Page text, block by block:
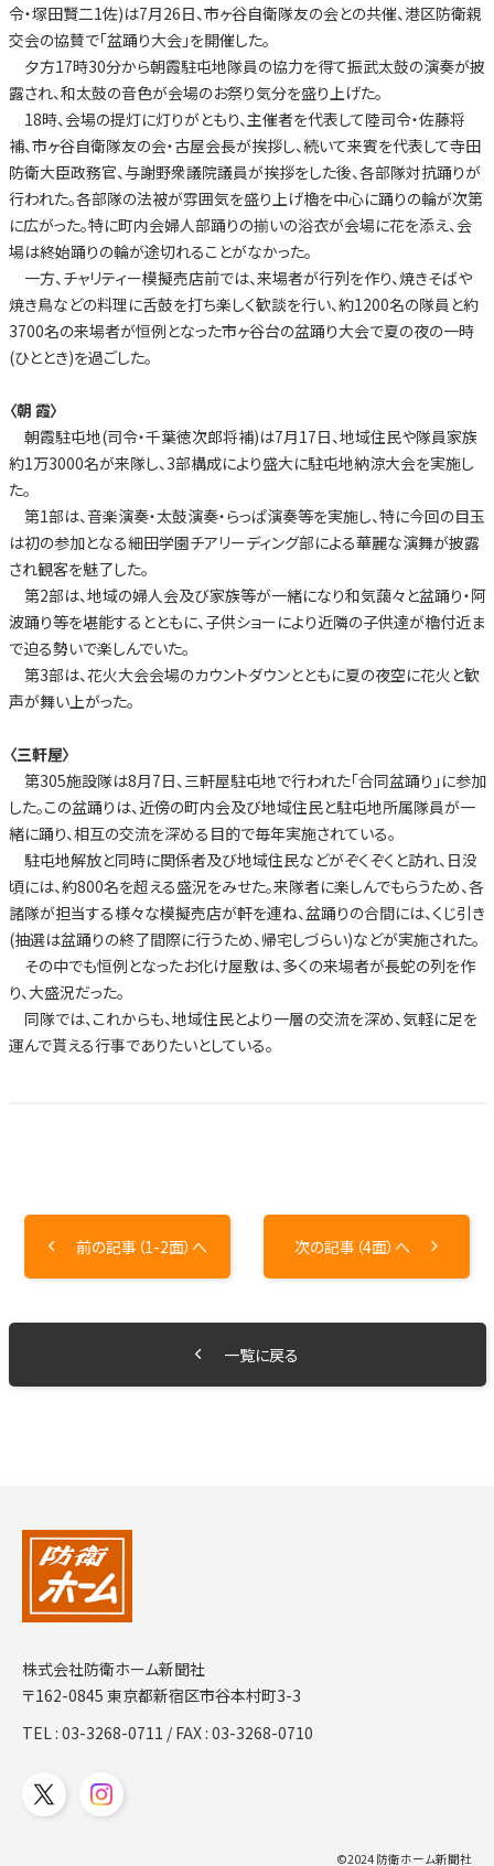
令・塚田賢二1佐)は7月26日、市ヶ谷自衛隊友の会との共催、港区防衛親
交会の協賛で「盆踊り大会」を開催した。
夕方17時30分から朝霞駐屯地隊員の協力を得て振武太鼓の演奏が披
露され、和太鼓の音色が会場のお祭り気分を盛り上げた。
18時、会場の提灯に灯りがともり、主催者を代表して陸司令・佐藤将
補、市ヶ谷自衛隊友の会・古屋会長が挨拶し、続いて来賓を代表して寺田
防衛大臣政務官、与謝野衆議院議員が挨拶をした後、各部隊対抗踊りが
行われた。各部隊の法被が雰囲気を盛り上げ櫓を中心に踊りの輪が次第
に広がった。特に町内会婦人部踊りの揃いの浴衣が会場に花を添え、会
場は終始踊りの輪が途切れることがなかった。
一方、チャリティー模擬売店前では、来場者が行列を作り、焼きそばや
焼き鳥などの料理に舌鼓を打ち楽しく歓談を行い、約1200名の隊員と約
3700名の来場者が恒例となった市ヶ谷台の盆踊り大会で夏の夜の一時
(ひととき)を過ごした。
〈朝 霞〉
朝霞駐屯地(司令・千葉徳次郎将補)は7月17日、地域住民や隊員家族
約1万3000名が来隊し、3部構成により盛大に駐屯地納涼大会を実施し
た。
第1部は、音楽演奏・太鼓演奏・らっぱ演奏等を実施し、特に今回の目玉
は初の参加となる細田学園チアリーディング部による華麗な演舞が披露
され観客を魅了した。
第2部は、地域の婦人会及び家族等が一緒になり和気藹々と盆踊り・阿
波踊り等を堪能するとともに、子供ショーにより近隣の子供達が櫓付近ま
で迫る勢いで楽しんでいた。
第3部は、花火大会会場のカウントダウンとともに夏の夜空に花火と歓
声が舞い上がった。
〈三軒屋〉
第305施設隊は8月7日、三軒屋駐屯地で行われた「合同盆踊り」に参加
した。この盆踊りは、近傍の町内会及び地域住民と駐屯地所属隊員が一
緒に踊り、相互の交流を深める目的で毎年実施されている。
駐屯地解放と同時に関係者及び地域住民などがぞくぞくと訪れ、日没
頃には、約800名を超える盛況をみせた。来隊者に楽しんでもらうため、各
諸隊が担当する様々な模擬売店が軒を連ね、盆踊りの合間には、くじ引き
(抽選は盆踊りの終了間際に行うため、帰宅しづらい)などが実施された。
その中でも恒例となったお化け屋敷は、多くの来場者が長蛇の列を作
り、大盛況だった。
同隊では、これからも、地域住民とより一層の交流を深め、気軽に足を
運んで貰える行事でありたいとしている。
前の記事（1-2面）へ 次の記事（4面）へ
一覧に戻る
株式会社防衛ホーム新聞社
〒162-0845 東京都新宿区市谷本村町3-3
TEL :03-3268-0711 / FAX : 03-3268-0710
©2024 防衛ホーム新聞社